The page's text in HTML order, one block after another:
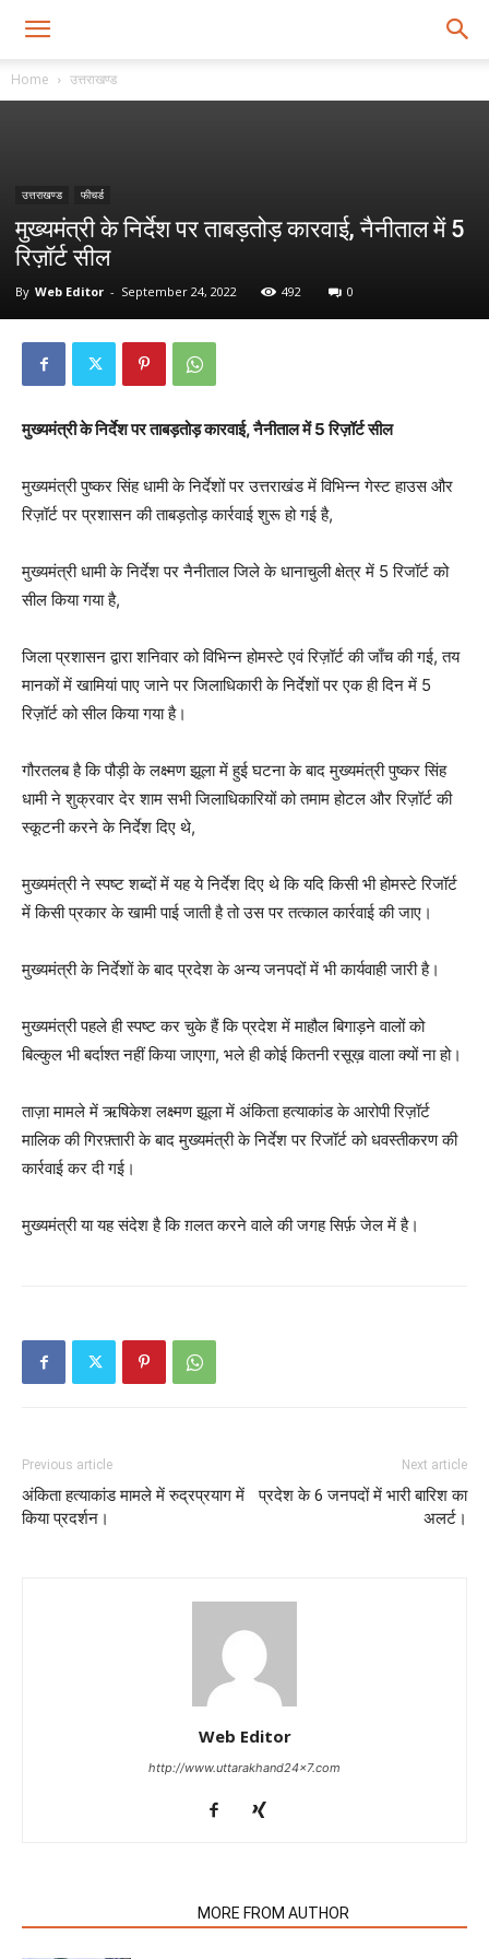
Home उत्तराखण्ड
उत्तराखण्ड फीचर्ड
मुख्यमंत्री के निर्देश पर ताबड़तोड़ कारवाई, नैनीताल में 5
रिज़ॉर्ट सील
By Web Editor - September 24, 2022 492 0
मुख्यमंत्री के निर्देश पर ताबड़तोड़ कारवाई, नैनीताल में 5 रिज़ॉर्ट सील
मुख्यमंत्री पुष्कर सिंह धामी के निर्देशों पर उत्तराखंड में विभिन्न गेस्ट हाउस और
रिज़ॉर्ट पर प्रशासन की ताबड़तोड़ कार्रवाई शुरू हो गई है,
मुख्यमंत्री धामी के निर्देश पर नैनीताल जिले के धानाचुली क्षेत्र में 5 रिजॉर्ट को
सील किया गया है,
जिला प्रशासन द्वारा शनिवार को विभिन्न होमस्टे एवं रिज़ॉर्ट की जाँच की गई, तय
मानकों में खामियां पाए जाने पर जिलाधिकारी के निर्देशों पर एक ही दिन में 5
रिज़ॉर्ट को सील किया गया है।
गौरतलब है कि पौड़ी के लक्ष्मण झूला में हुई घटना के बाद मुख्यमंत्री पुष्कर सिंह
धामी ने शुक्रवार देर शाम सभी जिलाधिकारियों को तमाम होटल और रिज़ॉर्ट की
स्कूटनी करने के निर्देश दिए थे,
मुख्यमंत्री ने स्पष्ट शब्दों में यह ये निर्देश दिए थे कि यदि किसी भी होमस्टे रिजॉर्ट
में किसी प्रकार के खामी पाई जाती है तो उस पर तत्काल कार्रवाई की जाए।
मुख्यमंत्री के निर्देशों के बाद प्रदेश के अन्य जनपदों में भी कार्यवाही जारी है।
मुख्यमंत्री पहले ही स्पष्ट कर चुके हैं कि प्रदेश में माहौल बिगाड़ने वालों को
बिल्कुल भी बर्दाश्त नहीं किया जाएगा, भले ही कोई कितनी रसूख़ वाला क्यों ना हो।
ताज़ा मामले में ऋषिकेश लक्ष्मण झूला में अंकिता हत्याकांड के आरोपी रिज़ॉर्ट
मालिक की गिरफ़्तारी के बाद मुख्यमंत्री के निर्देश पर रिजॉर्ट को धवस्तीकरण की
कार्रवाई कर दी गई।
मुख्यमंत्री या यह संदेश है कि ग़लत करने वाले की जगह सिर्फ़ जेल में है।
Previous article
अंकिता हत्याकांड मामले में रुद्रप्रयाग में
किया प्रदर्शन।
Next article
प्रदेश के 6 जनपदों में भारी बारिश का
अलर्ट।
Web Editor
http://www.uttarakhand24x7.com
MORE FROM AUTHOR